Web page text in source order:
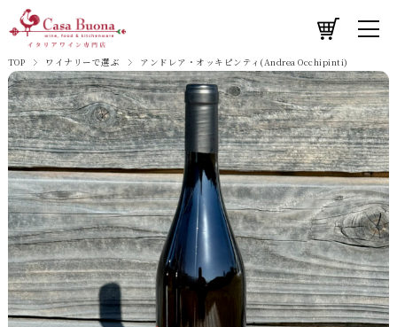
TOP ワイナリーで選ぶ アンドレア・オッキピンティ(Andrea Occhipinti)